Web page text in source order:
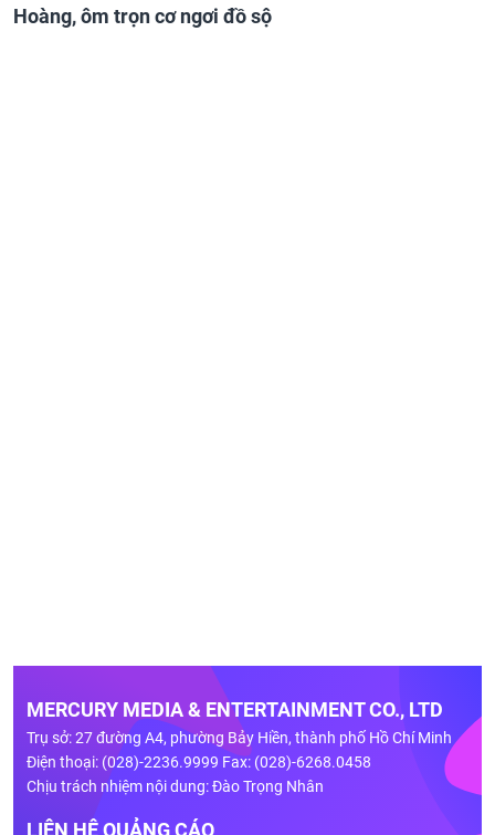
Hoàng, ôm trọn cơ ngơi đồ sộ
MERCURY MEDIA & ENTERTAINMENT CO., LTD
Trụ sở: 27 đường A4, phường Bảy Hiền, thành phố Hồ Chí Minh
Điện thoại: (028)-2236.9999 Fax: (028)-6268.0458
Chịu trách nhiệm nội dung: Đào Trọng Nhân